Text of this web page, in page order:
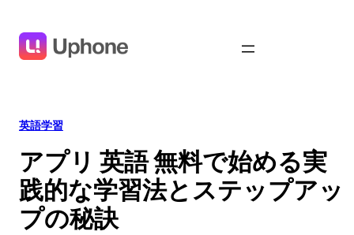
英語学習
アプリ 英語 無料で始める実
践的な学習法とステップアッ
プの秘訣